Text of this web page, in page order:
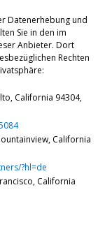
Datenerhebung und
Sie in den im
Anbieter. Dort
Rechten
California 94304,
California
?hl=de
California